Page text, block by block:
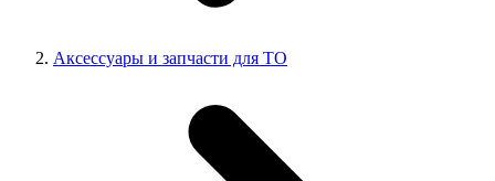
Аксессуары и запчасти для ТО